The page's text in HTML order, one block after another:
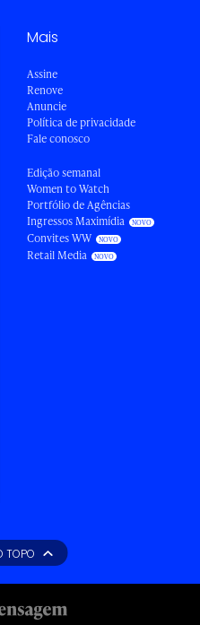
Mais
Assine
Renove
Anuncie
Política de privacidade
Fale conosco
Edição semanal
Women to Watch
Portfólio de Agências
Ingressos Maximídia
Convites WW
Retail Media
TOPO